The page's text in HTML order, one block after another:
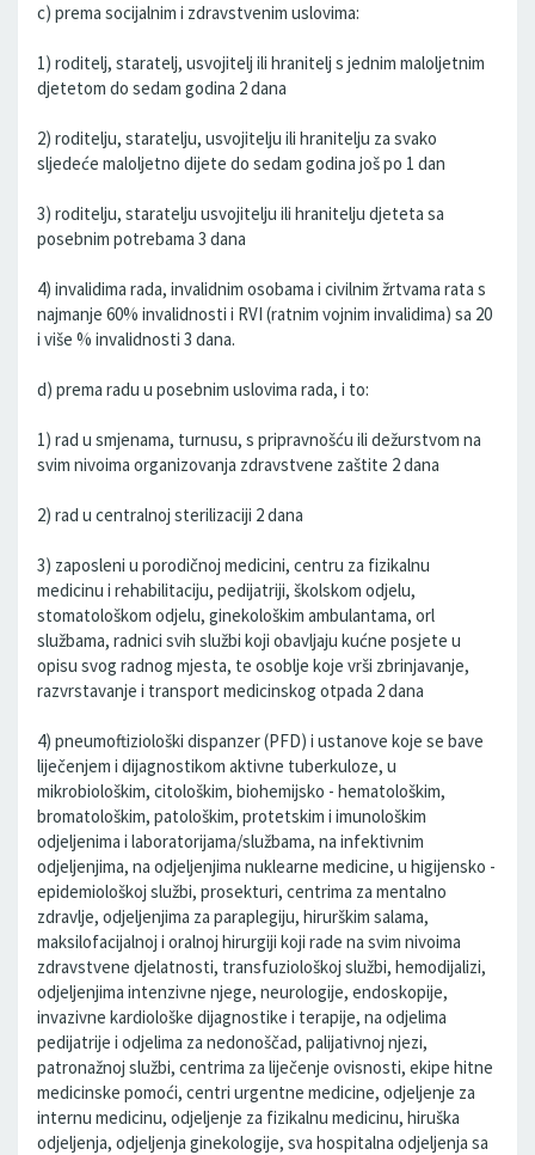
c) prema socijalnim i zdravstvenim uslovima:
1) roditelj, staratelj, usvojitelj ili hranitelj s jednim maloljetnim
djetetom do sedam godina 2 dana
2) roditelju, staratelju, usvojitelju ili hranitelju za svako
sljedeće maloljetno dijete do sedam godina još po 1 dan
3) roditelju, staratelju usvojitelju ili hranitelju djeteta sa
posebnim potrebama 3 dana
4) invalidima rada, invalidnim osobama i civilnim žrtvama rata s
najmanje 60% invalidnosti i RVI (ratnim vojnim invalidima) sa 20
i više % invalidnosti 3 dana.
d) prema radu u posebnim uslovima rada, i to:
1) rad u smjenama, turnusu, s pripravnošću ili dežurstvom na
svim nivoima organizovanja zdravstvene zaštite 2 dana
2) rad u centralnoj sterilizaciji 2 dana
3) zaposleni u porodičnoj medicini, centru za fizikalnu
medicinu i rehabilitaciju, pedijatriji, školskom odjelu,
stomatološkom odjelu, ginekološkim ambulantama, orl
službama, radnici svih službi koji obavljaju kućne posjete u
opisu svog radnog mjesta, te osoblje koje vrši zbrinjavanje,
razvrstavanje i transport medicinskog otpada 2 dana
4) pneumoftiziološki dispanzer (PFD) i ustanove koje se bave
liječenjem i dijagnostikom aktivne tuberkuloze, u
mikrobiološkim, citološkim, biohemijsko - hematološkim,
bromatološkim, patološkim, protetskim i imunološkim
odjeljenima i laboratorijama/službama, na infektivnim
odjeljenjima, na odjeljenjima nuklearne medicine, u higijensko -
epidemiološkoj službi, prosekturi, centrima za mentalno
zdravlje, odjeljenjima za paraplegiju, hirurškim salama,
maksilofacijalnoj i oralnoj hirurgiji koji rade na svim nivoima
zdravstvene djelatnosti, transfuziološkoj službi, hemodijalizi,
odjeljenjima intenzivne njege, neurologije, endoskopije,
invazivne kardiološke dijagnostike i terapije, na odjelima
pedijatrije i odjelima za nedonoščad, palijativnoj njezi,
patronažnoj službi, centrima za liječenje ovisnosti, ekipe hitne
medicinske pomoći, centri urgentne medicine, odjeljenje za
internu medicinu, odjeljenje za fizikalnu medicinu, hiruška
odjeljenja, odjeljenja ginekologije, sva hospitalna odjeljenja sa